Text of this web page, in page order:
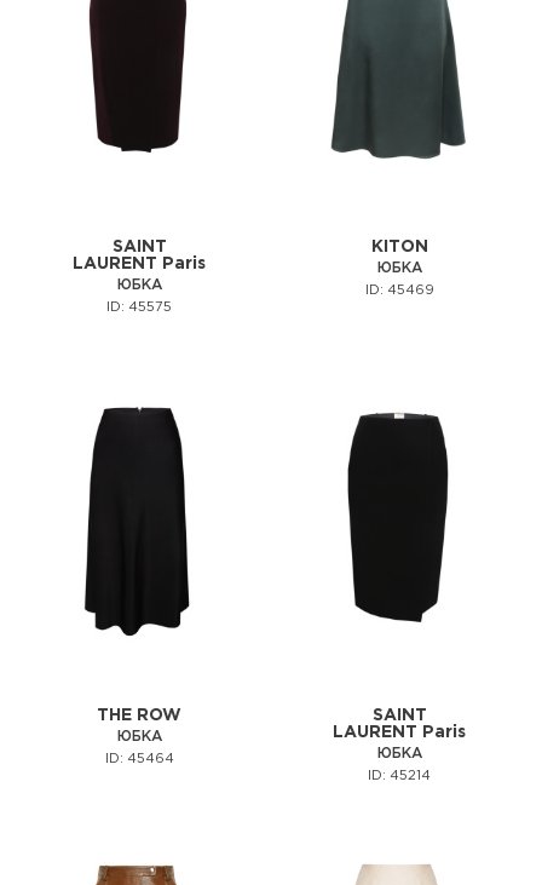
SAINT
LAURENT Paris
ЮБКА
ID: 45575
KITON
ЮБКА
ID: 45469
THE ROW
ЮБКА
ID: 45464
SAINT
LAURENT Paris
ЮБКА
ID: 45214